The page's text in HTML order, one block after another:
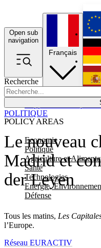
Open sub
navigation
Recherche
POLICY AREAS
Economie
Politique
Agriculture et
Santé
Technologies
Energie,
Défense
Français
Le nouveau
Madrid et
der Leyen
Tous les matins, Les
l’Europe.
POLITIQUE
Réseau EURACTIV